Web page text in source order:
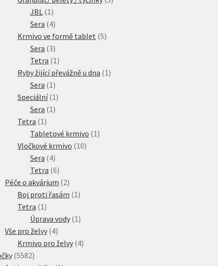
JBL 11
produkt
Sera 44
produkty
Krmivo ve formě tablet 55
Sera 33
produkty
Tetra 11
produkt
Ryby žijící převážně u dna 11
Sera 11
produkt
Speciální 11
Sera 11
Tetra 11
produkt
Tabletové krmivo 11
Vločkové krmivo 1010
Sera 44
produkty
Tetra 66
produktů
Péče o akvárium 22
produkty
Boj proti řasám 11
Tetra 11
produkt
Úprava vody 11
Vše pro želvy 44
produkty
Krmivo pro želvy 44
55825582